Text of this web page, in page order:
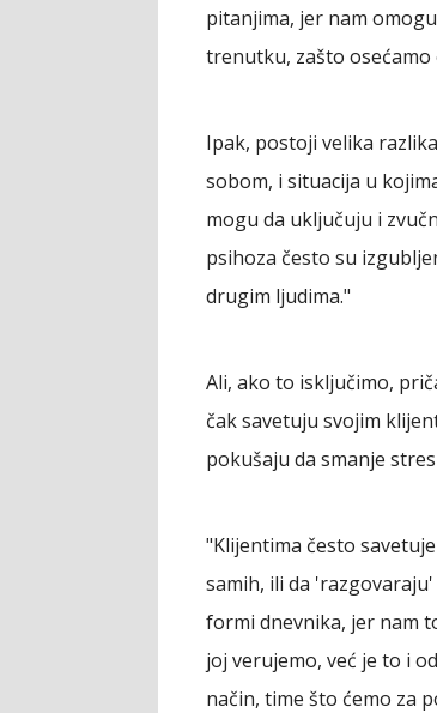
pitanjima, jer nam
trenutku, zašto
Ipak, postoji velika
sobom, i situacija u
mogu da uključuju i
psihoza često su
drugim ljudima."
Ali, ako to isključimo,
čak savetuju svojim
pokušaju da smanje
"Klijentima često
samih, ili da
formi dnevnika, jer nam
joj verujemo, već je to i
način, time što ćemo za